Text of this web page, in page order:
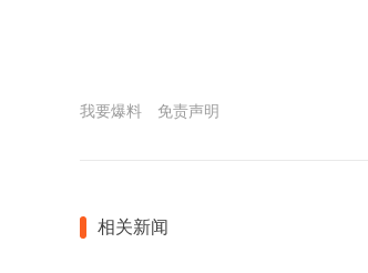
我要爆料 免责声明
相关新闻